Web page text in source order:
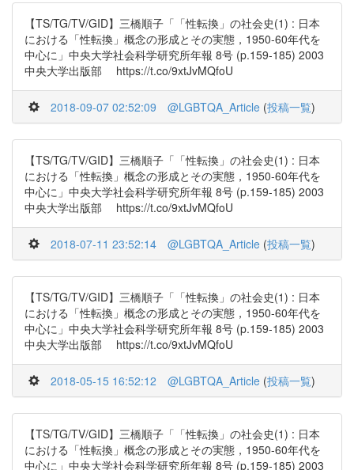
【TS/TG/TV/GID】三橋順子「「性転換」の社会史(1) : 日本
における「性転換」概念の形成とその実態，1950-60年代を
中心に」中央大学社会科学研究所年報 8号 (p.159-185) 2003
中央大学出版部 https://t.co/9xtJvMQfoU
2018-09-07 02:52:09 @LGBTQA_Article (投稿一覧)
【TS/TG/TV/GID】三橋順子「「性転換」の社会史(1) : 日本
における「性転換」概念の形成とその実態，1950-60年代を
中心に」中央大学社会科学研究所年報 8号 (p.159-185) 2003
中央大学出版部 https://t.co/9xtJvMQfoU
2018-07-11 23:52:14 @LGBTQA_Article (投稿一覧)
【TS/TG/TV/GID】三橋順子「「性転換」の社会史(1) : 日本
における「性転換」概念の形成とその実態，1950-60年代を
中心に」中央大学社会科学研究所年報 8号 (p.159-185) 2003
中央大学出版部 https://t.co/9xtJvMQfoU
2018-05-15 16:52:12 @LGBTQA_Article (投稿一覧)
【TS/TG/TV/GID】三橋順子「「性転換」の社会史(1) : 日本
における「性転換」概念の形成とその実態，1950-60年代を
中心に」中央大学社会科学研究所年報 8号 (p.159-185) 2003